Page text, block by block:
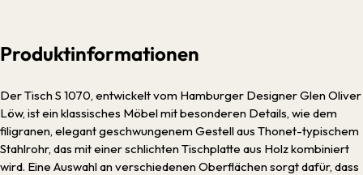
Produktinformationen
Der Tisch S 1070, entwickelt vom Hamburger Designer Glen Oliver
Löw, ist ein klassisches Möbel mit besonderen Details, wie dem
filigranen, elegant geschwungenem Gestell aus Thonet-typischem
Stahlrohr, das mit einer schlichten Tischplatte aus Holz kombiniert
wird. Eine Auswahl an verschiedenen Oberflächen sorgt dafür, dass